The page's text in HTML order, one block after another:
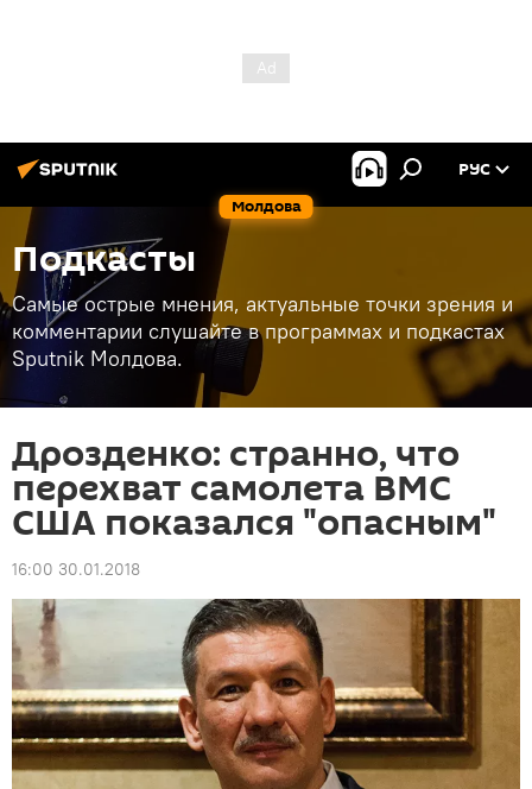
Молдова
РУС
Подкасты
Самые острые мнения, актуальные точки зрения и
комментарии слушайте в программах и подкастах
Sputnik Молдова.
Дрозденко: странно, что
перехват самолета ВМС
США показался "опасным"
16:00 30.01.2018